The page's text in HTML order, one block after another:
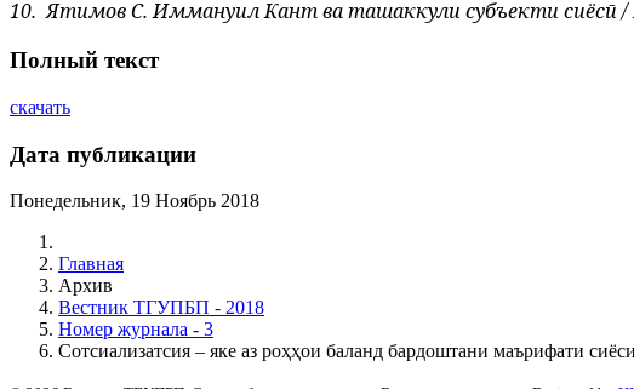
10. Ятимов С.Иммануил Кант ва ташаккули субъекти сиёсӣ /
Полный текст
скачать
Дата публикации
Понедельник, 19 Ноябрь 2018
Главная
Архив
Вестник ТГУПБП - 2018
Номер журнала - 3
Сотсиализатсия – яке аз роҳҳои баланд бардоштани маърифати